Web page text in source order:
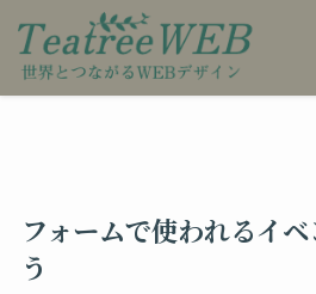
フォームで使われるイ
う